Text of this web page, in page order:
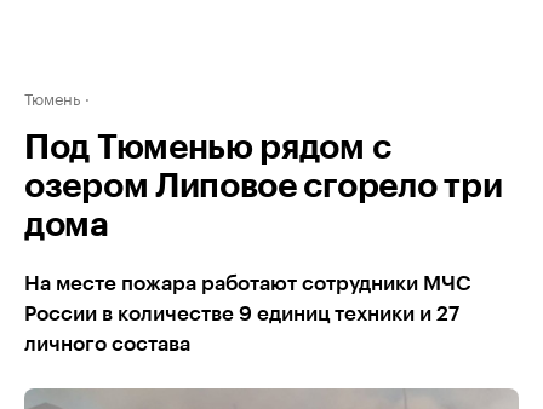
Тюмень
Под Тюменью рядом с
озером Липовое сгорело три
дома
На месте пожара работают сотрудники МЧС
России в количестве 9 единиц техники и 27
личного состава